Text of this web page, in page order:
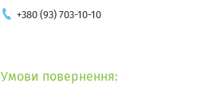
+380 (93) 703-10-10